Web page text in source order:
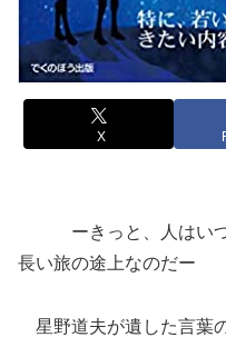
X
ーきっと、人はいつ
長い旅の途上なのだー
星野道夫が遺した言葉